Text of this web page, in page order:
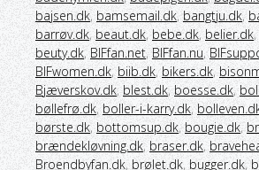
bajsen.dk, bamsemail.dk, bangtju.dk,
barrøv.dk, beaut.dk, bebe.dk, belier.dk,
beuty.dk, BIFfan.net, BIFfan.nu,
BIFwomen.dk, biib.dk, bikers.dk,
Bjæverskov.dk, blest.dk, boesse.dk,
bøllefrø.dk, boller-i-karry.dk,
børste.dk, bottomsup.dk, bougie.dk,
brændekløvning.dk, braser.dk,
Broendbyfan.dk, brølet.dk, bugger.dk,